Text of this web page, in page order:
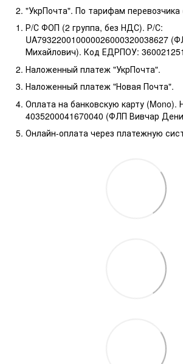
"УкрПочта". По тарифам перевозчика
Р/С ФОП (2 группа, без НДС). Р/С:
UA793220010000026000320038627
Михайлович). Код ЕДРПОУ:
Наложенный платеж "УкрПочта".
Наложенный платеж "Новая Почта".
Оплата на банковскую карту (Mono).
4035200041670040 (ФЛП Вивчар
Онлайн-оплата через платежную